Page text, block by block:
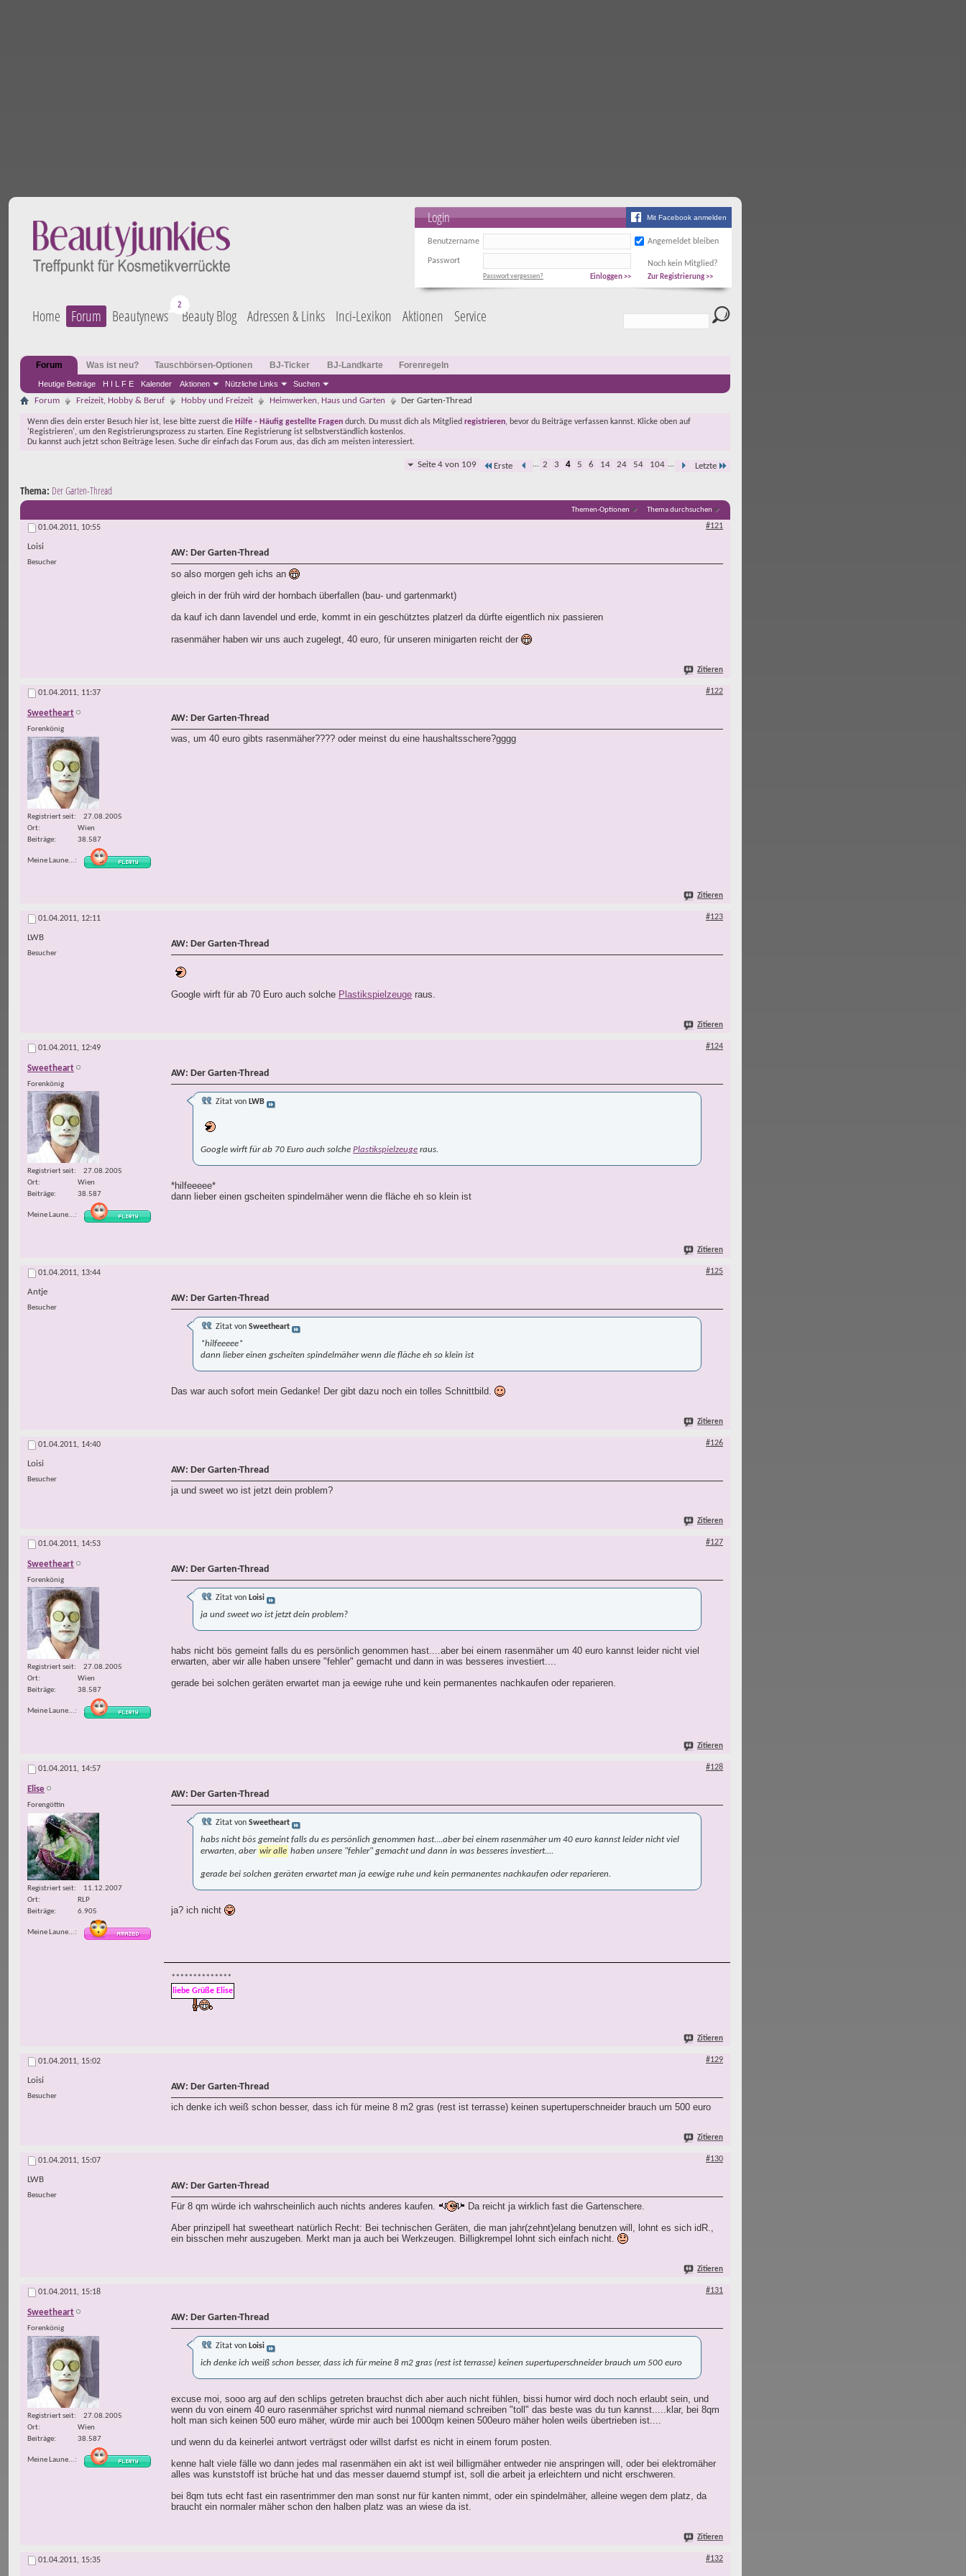
Mit Facebook anmelden
Login
Benutzername Angemeldet bleiben
Passwort Noch kein Mitglied?
Einloggen >>
Passwort vergessen? Zur Registrierung >>
Home Forum Beautynews Beauty Blog Adressen & Links Inci-Lexikon Aktionen Service
Forum
Heutige Beiträge H I L F E Kalender Aktionen Nützliche Links Suchen
Was ist neu? Tauschbörsen-Optionen BJ-Ticker BJ-Landkarte Forenregeln
Forum Freizeit, Hobby & Beruf Hobby und Freizeit Heimwerken, Haus und Garten Der Garten-Thread
Wenn dies dein erster Besuch hier ist, lese bitte zuerst die Hilfe - Häufig gestellte Fragen durch. Du musst dich als Mitglied registrieren, bevor du Beiträge verfassen kannst. Klicke oben auf
'Registrieren', um den Registrierungsprozess zu starten. Eine Registrierung ist selbstverständlich kostenlos.
Du kannst auch jetzt schon Beiträge lesen. Suche dir einfach das Forum aus, das dich am meisten interessiert.
Seite 4 von 109 Erste ... 2 3 4 5 6 14 24 54 104 ... Letzte
Thema: Der Garten-Thread
Themen-Optionen Thema durchsuchen
01.04.2011, 10:55 #121
Loisi
Besucher
AW: Der Garten-Thread
so also morgen geh ichs an
gleich in der früh wird der hornbach überfallen (bau- und gartenmarkt)
da kauf ich dann lavendel und erde, kommt in ein geschütztes platzerl da dürfte eigentlich nix passieren
rasenmäher haben wir uns auch zugelegt, 40 euro, für unseren minigarten reicht der
Zitieren
01.04.2011, 11:37 #122
Sweetheart
Forenkönig
Registriert seit
27.08.2005
Ort
Wien
Beiträge
38.587
Meine Laune...
AW: Der Garten-Thread
was, um 40 euro gibts rasenmäher???? oder meinst du eine haushaltsschere?gggg
Zitieren
01.04.2011, 12:11 #123
LWB
Besucher
AW: Der Garten-Thread
Google wirft für ab 70 Euro auch solche Plastikspielzeuge raus.
Zitieren
01.04.2011, 12:49 #124
Sweetheart
Forenkönig
Registriert seit
27.08.2005
Ort
Wien
Beiträge
38.587
Meine Laune...
AW: Der Garten-Thread
Zitat von LWB
Google wirft für ab 70 Euro auch solche Plastikspielzeuge raus.
*hilfeeeee*
dann lieber einen gscheiten spindelmäher wenn die fläche eh so klein ist
Zitieren
01.04.2011, 13:44 #125
Antje
Besucher
AW: Der Garten-Thread
Zitat von Sweetheart
*hilfeeeee*
dann lieber einen gscheiten spindelmäher wenn die fläche eh so klein ist
Das war auch sofort mein Gedanke! Der gibt dazu noch ein tolles Schnittbild.
Zitieren
01.04.2011, 14:40 #126
Loisi
Besucher
AW: Der Garten-Thread
ja und sweet wo ist jetzt dein problem?
Zitieren
01.04.2011, 14:53 #127
Sweetheart
Forenkönig
Registriert seit
27.08.2005
Ort
Wien
Beiträge
38.587
Meine Laune...
AW: Der Garten-Thread
Zitat von Loisi
ja und sweet wo ist jetzt dein problem?
habs nicht bös gemeint falls du es persönlich genommen hast....aber bei einem rasenmäher um 40 euro kannst leider nicht viel
erwarten, aber wir alle haben unsere "fehler" gemacht und dann in was besseres investiert....
gerade bei solchen geräten erwartet man ja eewige ruhe und kein permanentes nachkaufen oder reparieren.
Zitieren
01.04.2011, 14:57 #128
Elise
Forengöttin
Registriert seit
11.12.2007
Ort
RLP
Beiträge
6.905
Meine Laune...
AW: Der Garten-Thread
Zitat von Sweetheart
habs nicht bös gemeint falls du es persönlich genommen hast....aber bei einem rasenmäher um 40 euro kannst leider nicht viel
erwarten, aber wir alle haben unsere "fehler" gemacht und dann in was besseres investiert....
gerade bei solchen geräten erwartet man ja eewige ruhe und kein permanentes nachkaufen oder reparieren.
ja? ich nicht
**************
liebe Grüße Elise
Zitieren
01.04.2011, 15:02 #129
Loisi
Besucher
AW: Der Garten-Thread
ich denke ich weiß schon besser, dass ich für meine 8 m2 gras (rest ist terrasse) keinen supertuperschneider brauch um 500 euro
Zitieren
01.04.2011, 15:07 #130
LWB
Besucher
AW: Der Garten-Thread
Für 8 qm würde ich wahrscheinlich auch nichts anderes kaufen.
Da reicht ja wirklich fast die Gartenschere.
Aber prinzipell hat sweetheart natürlich Recht: Bei technischen Geräten, die man jahr(zehnt)elang benutzen will, lohnt es sich idR.,
ein bisschen mehr auszugeben. Merkt man ja auch bei Werkzeugen. Billigkrempel lohnt sich einfach nicht.
Zitieren
01.04.2011, 15:18 #131
Sweetheart
Forenkönig
Registriert seit
27.08.2005
Ort
Wien
Beiträge
38.587
Meine Laune...
AW: Der Garten-Thread
Zitat von Loisi
ich denke ich weiß schon besser, dass ich für meine 8 m2 gras (rest ist terrasse) keinen supertuperschneider brauch um 500 euro
excuse moi, sooo arg auf den schlips getreten brauchst dich aber auch nicht fühlen, bissi humor wird doch noch erlaubt sein, und
wenn du von einem 40 euro rasenmäher sprichst wird nunmal niemand schreiben "toll" das beste was du tun kannst.....klar, bei 8qm
holt man sich keinen 500 euro mäher, würde mir auch bei 1000qm keinen 500euro mäher holen weils übertrieben ist....
und wenn du da keinerlei antwort verträgst oder willst darfst es nicht in einem forum posten.
kenne halt viele fälle wo dann jedes mal rasenmähen ein akt ist weil billigmäher entweder nie anspringen will, oder bei elektromäher
alles was kunststoff ist brüche hat und das messer dauernd stumpf ist, soll die arbeit ja erleichtern und nicht erschweren.
bei 8qm tuts echt fast ein rasentrimmer den man sonst nur für kanten nimmt, oder ein spindelmäher, alleine wegen dem platz, da
braucht ein normaler mäher schon den halben platz was an wiese da ist.
Zitieren
01.04.2011, 15:35 #132